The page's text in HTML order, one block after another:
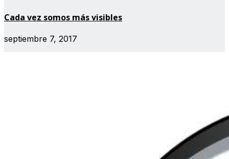
Cada vez somos más visibles
septiembre 7, 2017